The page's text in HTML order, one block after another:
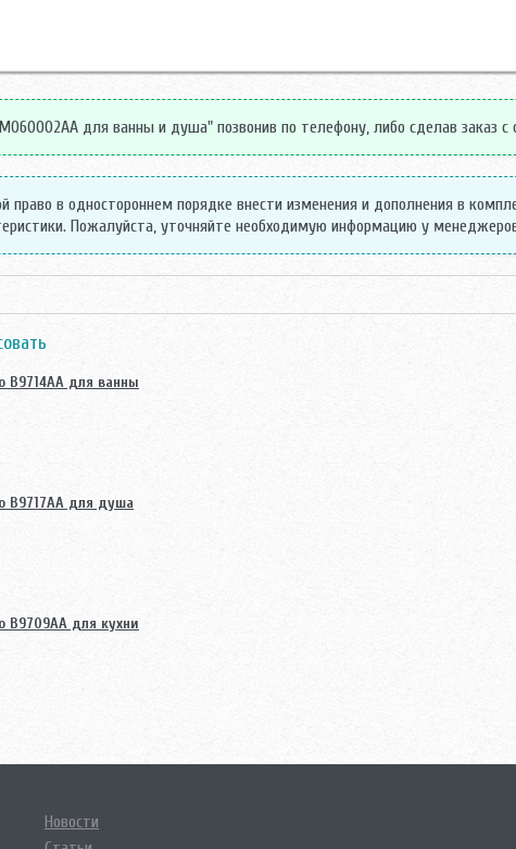
для ванны и душа" позвонив по телефону, либо сделав заказ с
право в одностороннем порядке внести изменения и дополнения в
Пожалуйста, уточняйте необходимую информацию у
B9714AA для ванны
B9717AA для душа
B9709AA для кухни
Новости